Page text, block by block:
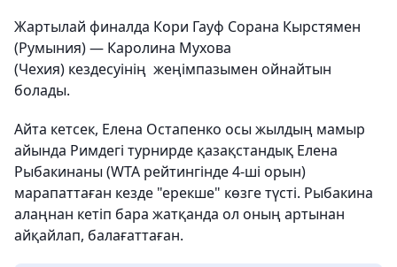
Жартылай финалда Кори Гауф Сорана Кырстямен
(Румыния) — Каролина Мухова
(Чехия) кездесуінің жеңімпазымен ойнайтын
болады.
Айта кетсек, Елена Остапенко осы жылдың мамыр
айында Римдегі турнирде қазақстандық Елена
Рыбакинаны (WTA рейтингінде 4-ші орын)
марапаттаған кезде "ерекше" көзге түсті. Рыбакина
алаңнан кетіп бара жатқанда ол оның артынан
айқайлап, балағаттаған.